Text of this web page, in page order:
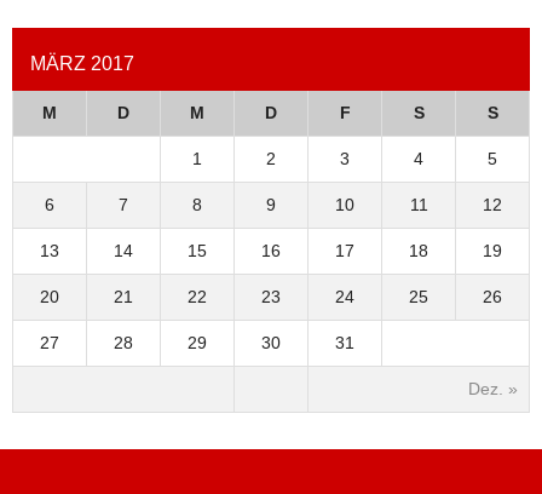
MÄRZ 2017
M D M D F S S
Dez. »
1 2 3 4 5
6 7 8 9 10 11 12
13 14 15 16 17 18 19
20 21 22 23 24 25 26
27 28 29 30 31